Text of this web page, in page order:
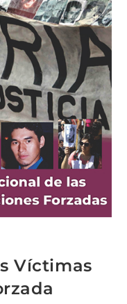
Víctimas